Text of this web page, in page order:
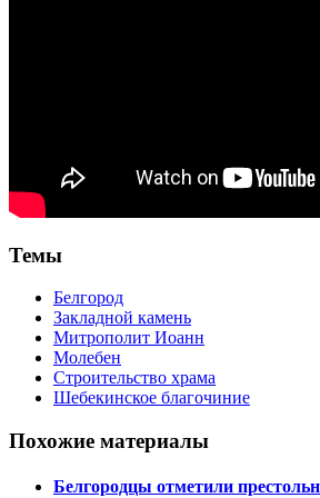
Темы
Белгород
Закладной камень
Митрополит Иоанн
Молебен
Строительство храма
Шебекинское благочиние
Похожие материалы
Белгородцы отметили